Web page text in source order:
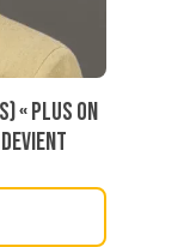
« Plus on